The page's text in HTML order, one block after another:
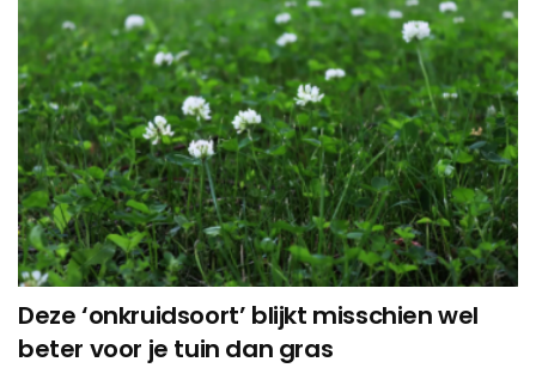
Deze ‘onkruidsoort’ blijkt misschien wel
beter voor je tuin dan gras